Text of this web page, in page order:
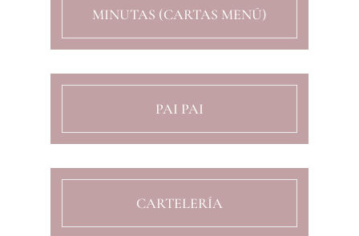
MINUTAS (CARTAS MENÚ)
PAI PAI
CARTELERÍA